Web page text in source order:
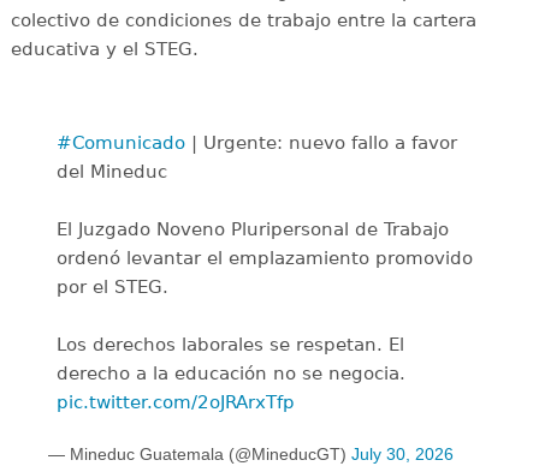
colectivo de condiciones de trabajo entre la cartera
educativa y el STEG.
#Comunicado | Urgente: nuevo fallo a favor
del Mineduc
El Juzgado Noveno Pluripersonal de Trabajo
ordenó levantar el emplazamiento promovido
por el STEG.
Los derechos laborales se respetan. El
derecho a la educación no se negocia.
pic.twitter.com/2oJRArxTfp
— Mineduc Guatemala (@MineducGT) July 30, 2026